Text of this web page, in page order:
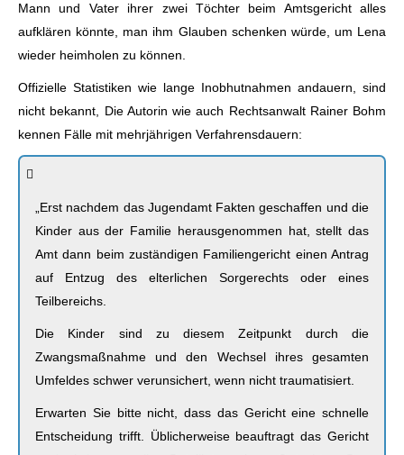
Mann und Vater ihrer zwei Töchter beim Amtsgericht alles
aufklären könnte, man ihm Glauben schenken würde, um Lena
wieder heimholen zu können.
Offizielle Statistiken wie lange Inobhutnahmen andauern, sind
nicht bekannt, Die Autorin wie auch Rechtsanwalt Rainer Bohm
kennen Fälle mit mehrjährigen Verfahrensdauern:
„Erst nachdem das Jugendamt Fakten geschaffen und die
Kinder aus der Familie herausgenommen hat, stellt das
Amt dann beim zuständigen Familiengericht einen Antrag
auf Entzug des elterlichen Sorgerechts oder eines
Teilbereichs.
Die Kinder sind zu diesem Zeitpunkt durch die
Zwangsmaßnahme und den Wechsel ihres gesamten
Umfeldes schwer verunsichert, wenn nicht traumatisiert.
Erwarten Sie bitte nicht, dass das Gericht eine schnelle
Entscheidung trifft. Üblicherweise beauftragt das Gericht